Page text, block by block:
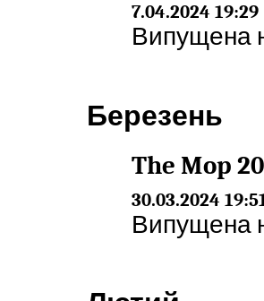
7.04.2024 19:29
Випущена
Березень
The Mop
30.03.2024
Випущена